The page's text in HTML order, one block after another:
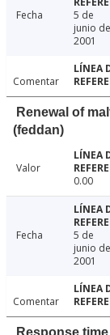
Fecha
5 de
junio de
2001
Comentar
Renewal of
(feddan)
Valor
0.00
Fecha
5 de
junio de
2001
Comentar
Response